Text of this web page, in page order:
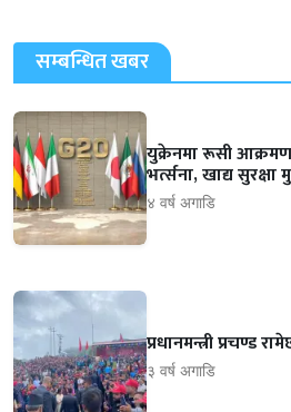
सम्बन्धित खबर
युक्रेनमा रूसी
भर्त्सना, खाद्य
४ वर्ष अगाडि
प्रधानमन्त्री प्रचण्ड
३ वर्ष अगाडि